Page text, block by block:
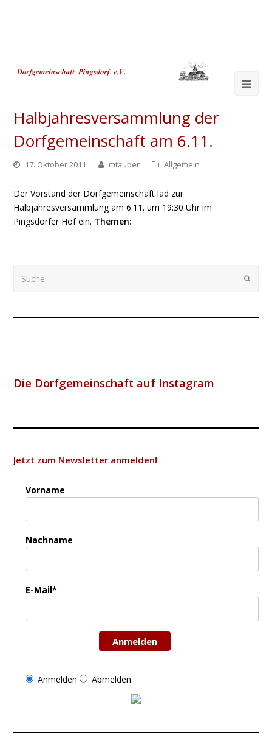
Halbjahresversammlung der
Dorfgemeinschaft am 6.11.
17. Oktober 2011 mtauber Allgemein
Der Vorstand der Dorfgemeinschaft läd zur
Halbjahresversammlung am 6.11. um 19:30 Uhr im
Pingsdorfer Hof ein. Themen:
Submit
Die Dorfgemeinschaft auf Instagram
Jetzt zum Newsletter anmelden!
Vorname
Nachname
E-Mail*
Anmelden
Anmelden Abmelden